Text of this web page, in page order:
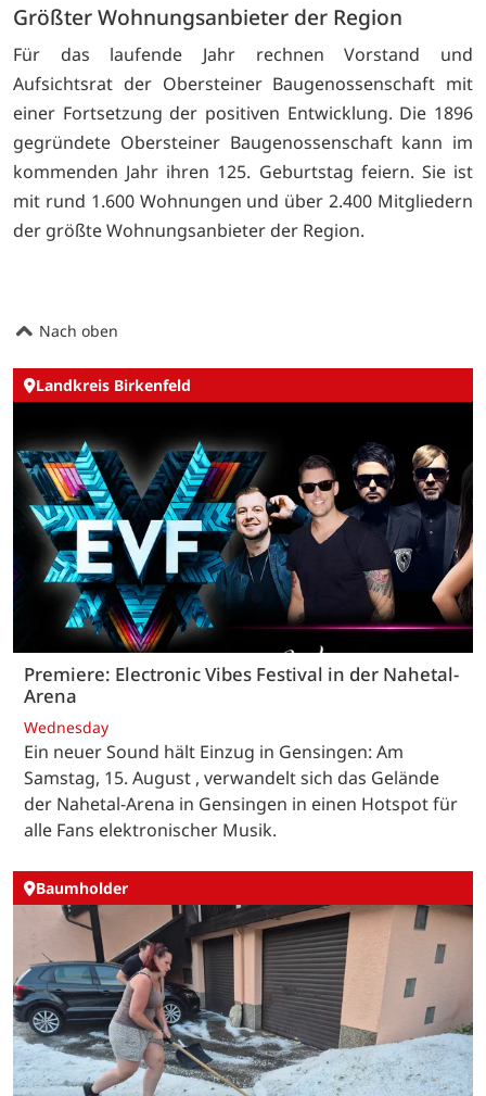
Größter Wohnungsanbieter der Region
Für das laufende Jahr rechnen Vorstand und
Aufsichtsrat der Obersteiner Baugenossenschaft mit
einer Fortsetzung der positiven Entwicklung. Die 1896
gegründete Obersteiner Baugenossenschaft kann im
kommenden Jahr ihren 125. Geburtstag feiern. Sie ist
mit rund 1.600 Wohnungen und über 2.400 Mitgliedern
der größte Wohnungsanbieter der Region.
Nach oben
Landkreis Birkenfeld
Premiere: Electronic Vibes Festival in der Nahetal-
Arena
Wednesday
Ein neuer Sound hält Einzug in Gensingen: Am
Samstag, 15. August , verwandelt sich das Gelände
der Nahetal-Arena in Gensingen in einen Hotspot für
alle Fans elektronischer Musik.
Baumholder